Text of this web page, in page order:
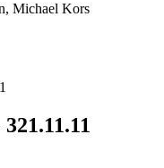
Michael Kors